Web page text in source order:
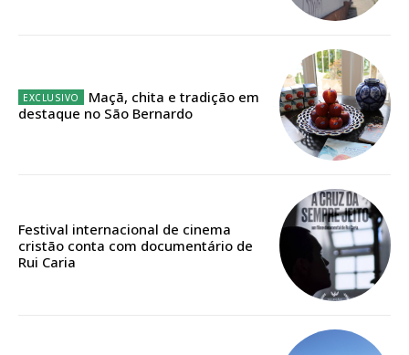
Edição em papel entregue à Quinta-feira em sua
casa
Maçã, chita e tradição em
destaque no São Bernardo
Festival internacional de cinema
cristão conta com documentário de
Rui Caria